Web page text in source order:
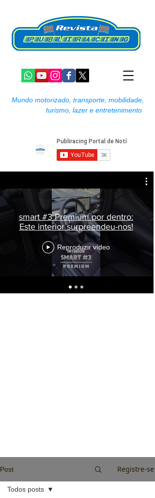
Mundo motorizado, transporte, mobilidade,
turismo, lazer e entretenimento
smart #3 Premium por dentro:
Este interior surpreendeu-nos!
Reproduzir vídeo
Post Registre-se
Todos posts